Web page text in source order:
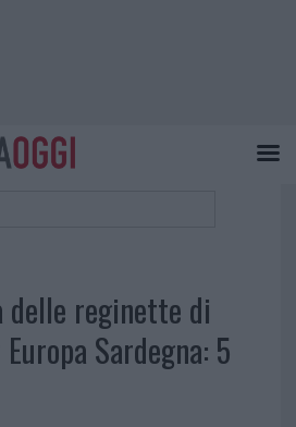
delle reginette di
Sardegna: 5